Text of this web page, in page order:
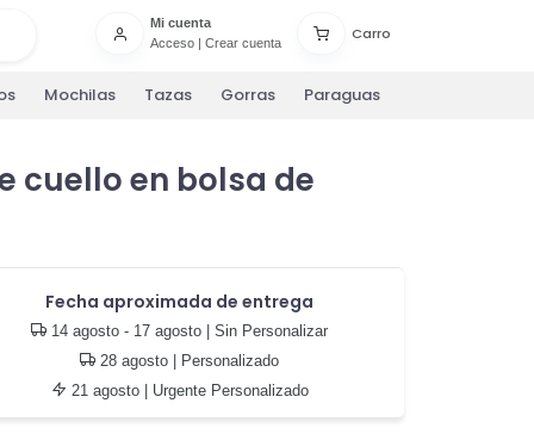
Mi cuenta
Acceso| Crear cuenta
Carro
Mochilas Tazas Gorras Paraguas
cuello en bolsa de
Fecha aproximada de entrega
14 agosto - 17 agosto | Sin Personalizar
28 agosto | Personalizado
21 agosto| Urgente Personalizado